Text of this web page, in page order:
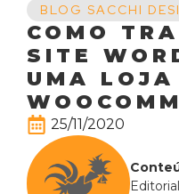
BLOG SACCHI
COMO
SITE
UMA LOJA
25/11/2020